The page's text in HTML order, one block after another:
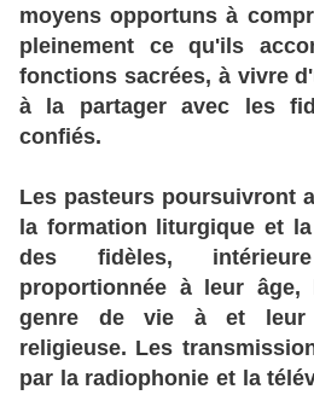
moyens opportuns à
pleinement ce qu'ils
fonctions sacrées, à vivre
à la partager avec les
confiés.
Les pasteurs poursuivront
la formation liturgique et
des fidèles,
proportionnée à leur
genre de vie à et leur
religieuse. Les
par la radiophonie et la